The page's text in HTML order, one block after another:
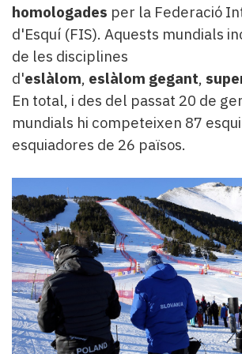
homologades per la Federació
d'Esquí (FIS). Aquests mundials
de les disciplines
d'eslàlom, eslàlom gegant,
En total, i des del passat 20 de
mundials hi competeixen 87
esquiadores de 26 països.